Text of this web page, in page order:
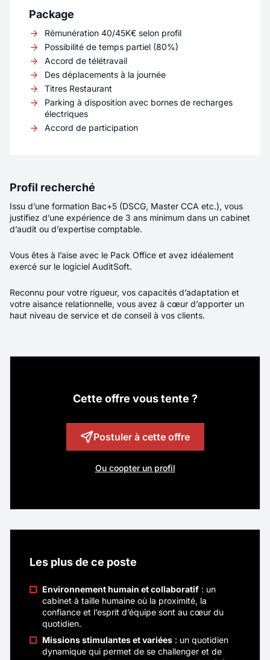
Développeur C/C++ < 3 ans
d’expérience – Cybersécurité - H/F/X
Localité
Rémunération 45K€ - 52K€
Contrat
Vous rejoignez une équipe composée de leads
techniques, d’experts cybersécurité et de
développeurs, où les échanges techniques et
les choix d’architecture occupent une place
importante. Vous intervenez sur un produit
développé intégralement en interne, utilisé par
des milliers d’utilisateurs et en constante
évolution.
Nouveau
Rémunération 40K€ - 45K€
clients existants tout en développant de
associations sportives sur votre territoire. Vous
(ballons, équipements pédagogiques, matériel
d’entraînement…) que des projets
d’aménagement plus ambitieux : terrains
multisports, city stades, équipements de
gymnase, basket 3×3, etc.
Nouveau
Commercial Itinérant - Equipements
Sportifs - F/H/X
Package
Rémunération 40/45K€ selon profil
Possibilité de temps partiel (80%)
Accord de télétravail
Des déplacements à la journée
Titres Restaurant
Parking à disposition avec bornes de recharges
électriques
Accord de participation
Profil recherché
Issu d’une formation Bac+5 (DSCG, Master CCA etc.), vous
justifiez d’une expérience de 3 ans minimum dans un cabinet
d’audit ou d’expertise comptable.
Vous êtes à l’aise avec le Pack Office et avez idéalement
exercé sur le logiciel AuditSoft.
Reconnu pour votre rigueur, vos capacités d’adaptation et
votre aisance relationnelle, vous avez à cœur d’apporter un
haut niveau de service et de conseil à vos clients.
Cette offre vous tente ?
Postuler à cette offre
Ou coopter un profil
Les plus de ce poste
Environnement humain et collaboratif : un
cabinet à taille humaine où la proximité, la
confiance et l’esprit d’équipe sont au cœur du
quotidien.
Missions stimulantes et variées : un quotidien
dynamique qui permet de se challenger et de